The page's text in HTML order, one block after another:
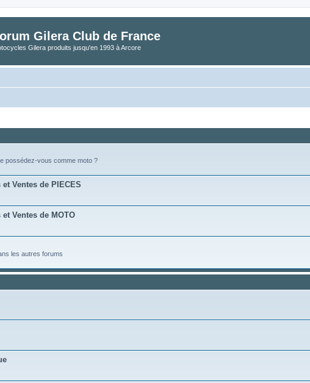
Gilera Club de France
Gilera produits jusqu'en 1993 à Arcore
possédez-vous comme moto ?
Ventes de PIECES
Ventes de MOTO
les autres forums